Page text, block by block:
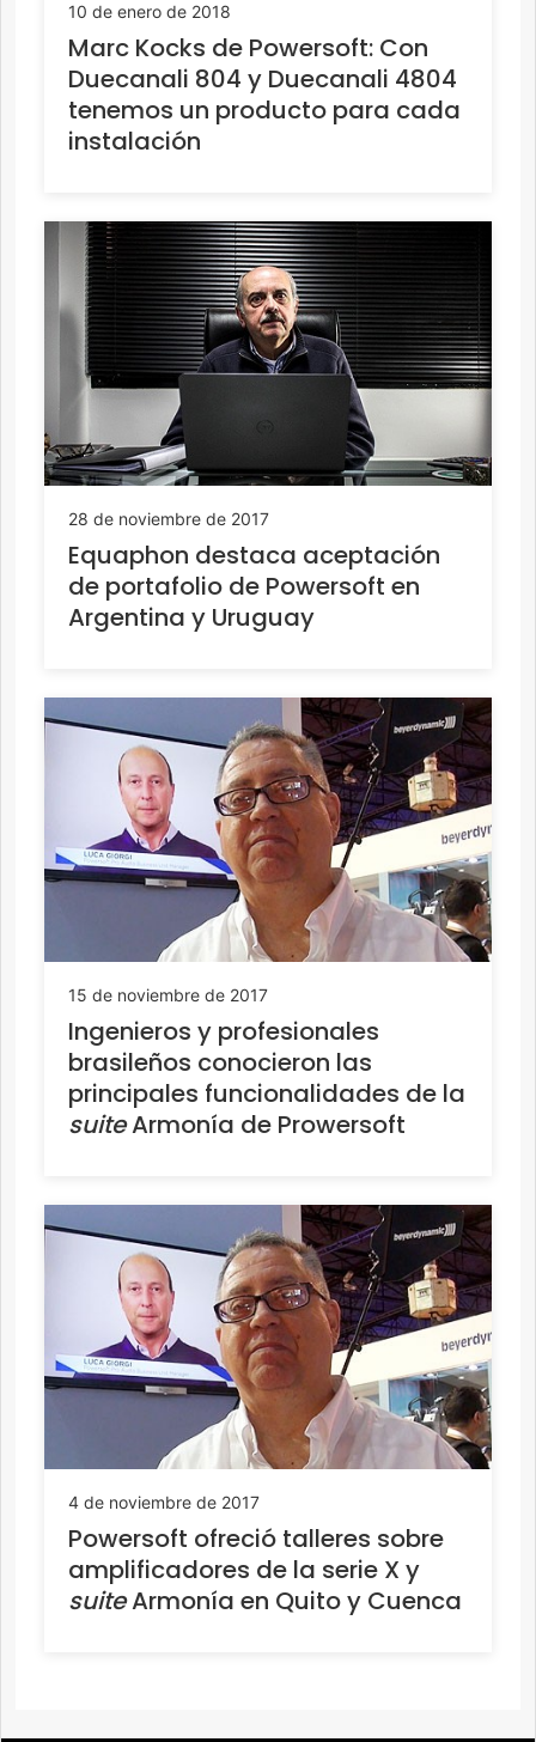
10 de enero de 2018
Marc Kocks de Powersoft: Con
Duecanali 804 y Duecanali 4804
tenemos un producto para cada
instalación
28 de noviembre de 2017
Equaphon destaca aceptación
de portafolio de Powersoft en
Argentina y Uruguay
15 de noviembre de 2017
Ingenieros y profesionales
brasileños conocieron las
principales funcionalidades de la
suiteArmonía de Prowersoft
4 de noviembre de 2017
Powersoft ofreció talleres sobre
amplificadores de la serie X y
suiteArmonía en Quito y Cuenca